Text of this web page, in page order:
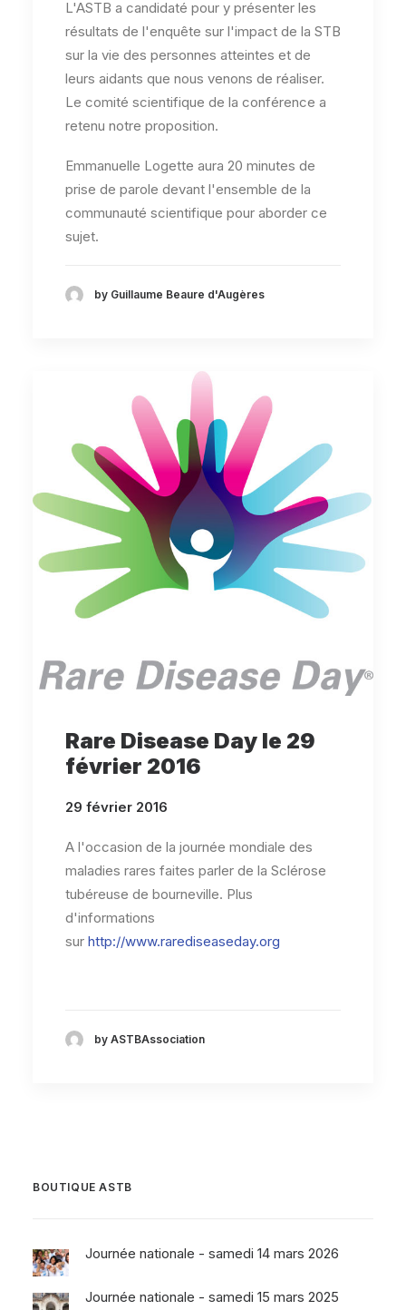
L'ASTB a candidaté pour y présenter les
résultats de l'enquête sur l'impact de la STB
sur la vie des personnes atteintes et de
leurs aidants que nous venons de réaliser.
Le comité scientifique de la conférence a
retenu notre proposition.
Emmanuelle Logette aura 20 minutes de
prise de parole devant l'ensemble de la
communauté scientifique pour aborder ce
sujet.
by Guillaume Beaure d'Augères
Rare Disease Day le 29
février 2016
29 février 2016
A l'occasion de la journée mondiale des
maladies rares faites parler de la Sclérose
tubéreuse de bourneville. Plus
d'informations
sur http://www.rarediseaseday.org
by ASTBAssociation
BOUTIQUE ASTB
Journée nationale - samedi 14 mars 2026
Journée nationale - samedi 15 mars 2025